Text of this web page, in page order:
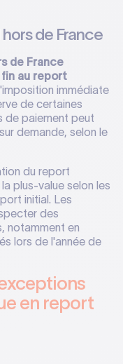
de France
de France
au report
immédiate
de certaines
de paiement peut
demande, selon le
du report
plus-value selon les
initial. Les
des
notamment en
lors de l'année de
en report